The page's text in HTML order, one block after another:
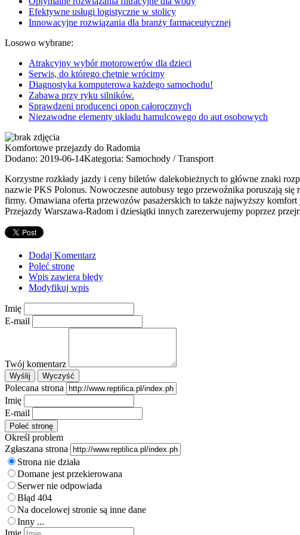
Efektywne usługi logistyczne w stolicy
Innowacyjne rozwiązania dla branży farmaceutycznej
Losowo wybrane:
Atrakcyjny wybór motorowerów dla dzieci
Serwis, do którego chętnie wrócimy
Diagnostyka komputerowa każdego samochodu!
Zabawa przy ryku silników.
Sprawdzeni producenci opon całorocznych
Niezawodne elementy układu hamulcowego do aut osobowych
Komfortowe przejazdy do Radomia
Dodano: 2019-06-14Kategoria: Samochody / Transport
Korzystne rozkłady jazdy i ceny biletów dalekobieżnych to główne znaki
nazwie PKS Polonus. Nowoczesne autobusy tego przewoźnika poruszają
firmy. Omawiana oferta przewozów pasażerskich to także najwyższy
Przejazdy Warszawa-Radom i dziesiątki innych zarezerwujemy poprzez
Dodaj Komentarz
Poleć stronę
Wpis zawiera błędy
Modyfikuj wpis
Imię
E-mail
Twój komentarz
Polecana strona
Imię
E-mail
Określ problem
Zgłaszana strona
Strona nie działa
Domane jest przekierowana
Serwer nie odpowiada
Błąd 404
Na docelowej stronie są inne dane
Inny ...
Imię